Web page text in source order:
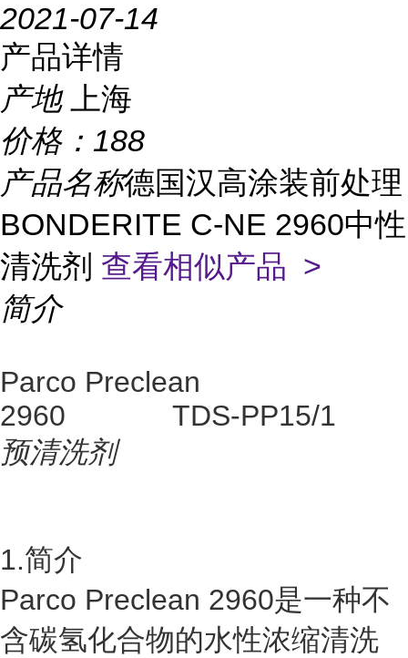
2021-07-14
产品详情
产地
上海
价格： 188
产品名称德国汉高涂装前处理
BONDERITE C-NE 2960中性
清洗剂 查看相似产品 >
简介
Parco Preclean
2960 TDS-PP15/1
预清洗剂
1.简介
Parco Preclean 2960是一种不
含碳氢化合物的水性浓缩清洗